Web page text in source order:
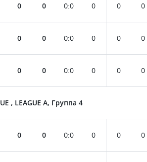
0 0 0:0 0 0 0
0 0 0:0 0 0 0
0 0 0:0 0 0 0
, LEAGUE A, Группа 4
0 0 0:0 0 0 0